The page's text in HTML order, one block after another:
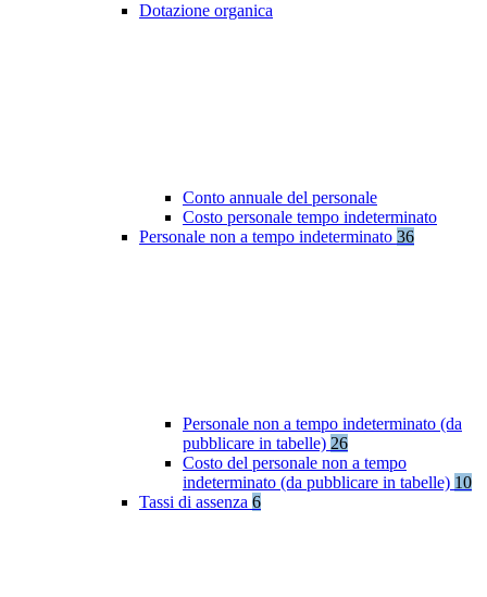
Dotazione organica
Conto annuale del personale
Costo personale tempo indeterminato
Personale non a tempo indeterminato 36
Personale non a tempo indeterminato (da
pubblicare in tabelle) 26
Costo del personale non a tempo
indeterminato (da pubblicare in tabelle) 10
Tassi di assenza 6